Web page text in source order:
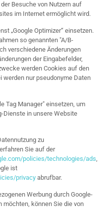
Besuche von Nutzern auf
im Internet ermöglicht wird.
„Google Optimizer“ einsetzen.
so genannten "A/B-
verschiedene Änderungen
der Eingabefelder,
werden Cookies auf den
werden nur pseudonyme Daten
Tag Manager" einsetzen, um
Dienste in unsere Website
zu
Sie auf der
policies/technologies/ads,
ist
privacyabrufbar.
Werbung durch Google-
können Sie die von